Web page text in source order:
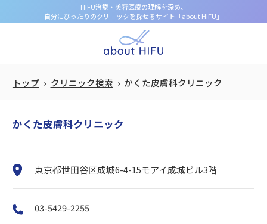
HIFU治療・美容医療の理解を深め、
自分にぴったりのクリニックを探せるサイト「about HIFU」
トップ クリニック検索 かくた皮膚科クリニック
かくた皮膚科クリニック
東京都世田谷区成城6-4-15モアイ成城ビル3階
03-5429-2255